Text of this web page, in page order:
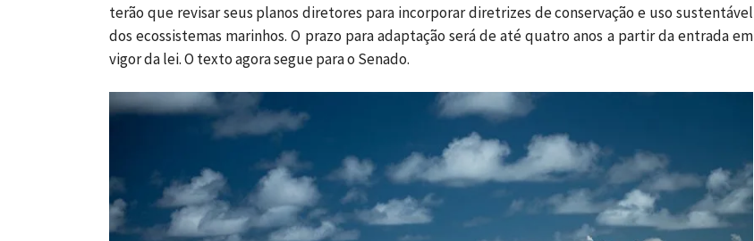
terão que revisar seus planos diretores para incorporar diretrizes de conservação e uso sustentável
dos ecossistemas marinhos. O prazo para adaptação será de até quatro anos a partir da entrada em
vigor da lei. O texto agora segue para o Senado.